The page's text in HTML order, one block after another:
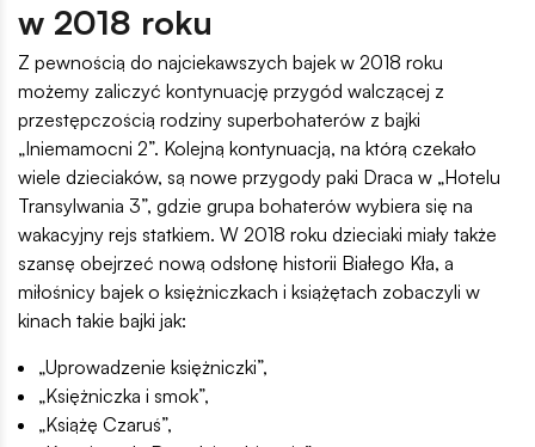
w 2018 roku
Z pewnością do najciekawszych bajek w 2018 roku
możemy zaliczyć kontynuację przygód walczącej z
przestępczością rodziny superbohaterów z bajki
„Iniemamocni 2”. Kolejną kontynuacją, na którą czekało
wiele dzieciaków, są nowe przygody paki Draca w „Hotelu
Transylwania 3”, gdzie grupa bohaterów wybiera się na
wakacyjny rejs statkiem. W 2018 roku dzieciaki miały także
szansę obejrzeć nową odsłonę historii Białego Kła, a
miłośnicy bajek o księżniczkach i książętach zobaczyli w
kinach takie bajki jak:
„Uprowadzenie księżniczki”,
„Księżniczka i smok”,
„Książę Czaruś”,